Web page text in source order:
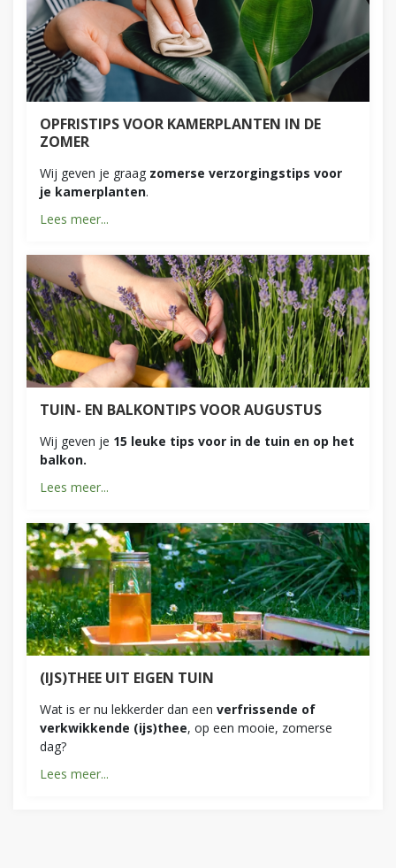
OPFRISTIPS VOOR KAMERPLANTEN IN DE
ZOMER
Wij geven je graag zomerse verzorgingstips voor
je kamerplanten.
Lees meer...
TUIN- EN BALKONTIPS VOOR AUGUSTUS
Wij geven je 15 leuke tips voor in de tuin en op het
balkon.
Lees meer...
(IJS)THEE UIT EIGEN TUIN
Wat is er nu lekkerder dan een verfrissende of
verkwikkende (ijs)thee, op een mooie, zomerse
dag?
Lees meer...